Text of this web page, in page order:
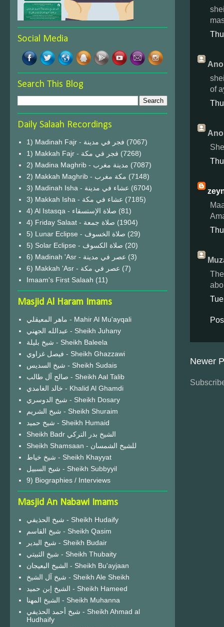
of
Newer
Social Media
Search This Blog
Daily Salaah Recordings
1) Madinah Fajr - فجر في مدينة (7067)
1) Makkah Fajr - فجر في مكة (7268)
2) Madina Maghrib - مدينة مغرب (7087)
2) Makkah Maghrib - مكة مغرب (7148)
3) Madinah Isha - عشاء في مدينة (6704)
3) Makkah Isha - عشاء في مكة (7185)
4) Al Istasqa - صلاة الإستسقاء (81)
4) Friday Salaat - صلاة جمعة (1904)
5) Lunar Eclipse - صلاة الخسوف (29)
(20)
6) Madinah 'Asr - عصر في مدينة (3)
6) Makkah 'Asr - عصر في مكة (7)
Imaam's First Salaah (11)
Masjid Al Haram Imams
ماهر المعيقلي - Mahir Al Mu'ayqali
عبدالله الجهني - Sheikh Juhany
شيخ بليلة - Sheikh Baleela
فيصل غزاوي - Sheikh Ghazzawi
شيخ السديس - Sheikh Sudais
صالح آل طالب - Sheikh Aal Talib
خالد الغامدي - Khalid Al Ghamdi
شيخ الدوسري - Sheikh Dosary
شيخ الشريم - Sheikh Shuraim
شيخ حميد - Sheikh Humaid
Sheikh Badr الشيخ بدر التركي
Sheikh Shamsaan - للشيخ الشمسان
شيخ خياط - Sheikh Khayyat
شيخ السبيل - Sheikh Subbyyil
9) Biographies / Interviews
Masjid An Nabawi Imams
شيخ الحذيفي - Sheikh Hudaify
شيخ القاسم - Sheikh Qasim
شيخ البدير - Sheikh Budair
شيخ الثبيتي - Sheikh Thubaity
الشيخ البعيجان - Sheikh Bu'ayjaan
شيخ آل الشيخ - Sheikh Ale Sheikh
الشيخ إبن حميد - Sheikh Hameed
الشيخ المهنا - Sheikh Muhanna
شيخ أحمد الحذيفي - Sheikh Ahmad al
Hudhaify